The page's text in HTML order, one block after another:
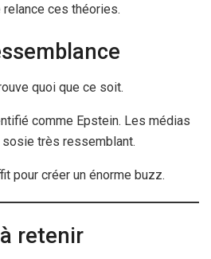
ces théories.
quoi que ce soit.
comme Epstein. Les médias
sosie très ressemblant.
pour créer un énorme buzz.
retenir